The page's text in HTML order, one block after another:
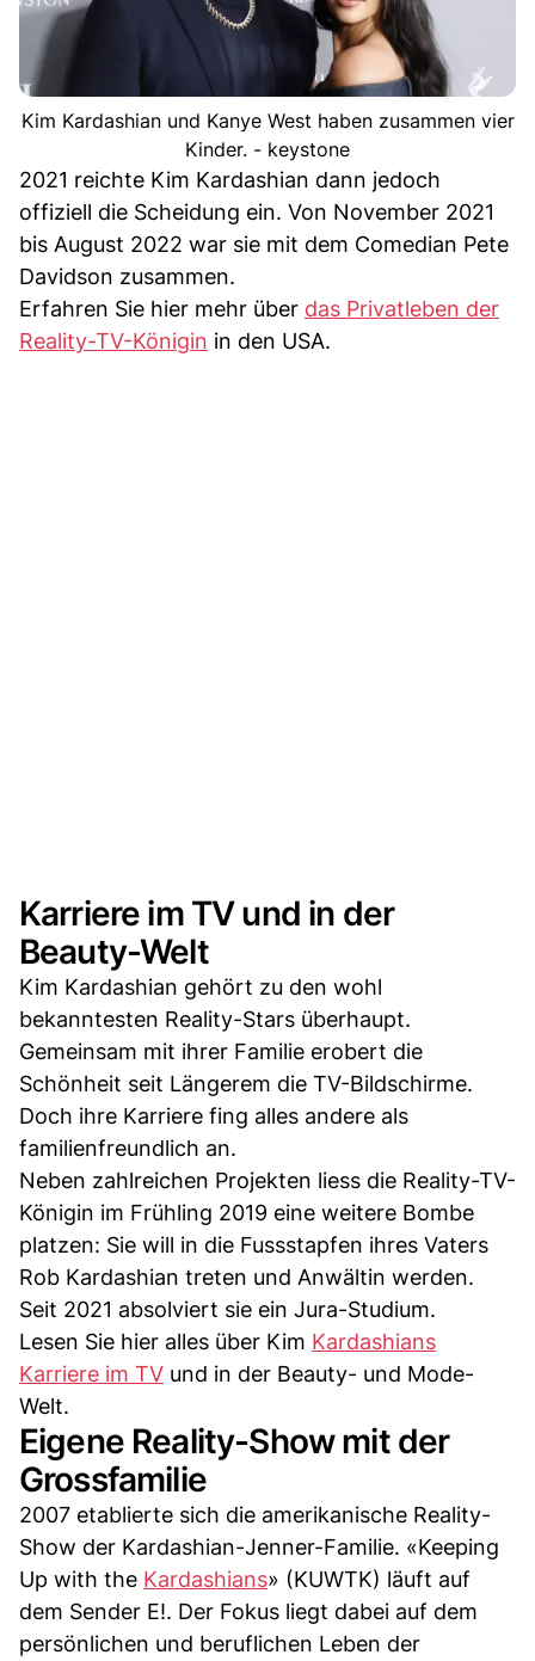
Kim Kardashian und Kanye West haben zusammen vier
Kinder. - keystone
2021 reichte Kim Kardashian dann jedoch
offiziell die Scheidung ein. Von November 2021
bis August 2022 war sie mit dem Comedian Pete
Davidson zusammen.
Erfahren Sie hier mehr über das Privatleben der
Reality-TV-Königin in den USA.
Karriere im TV und in der
Beauty-Welt
Kim Kardashian gehört zu den wohl
bekanntesten Reality-Stars überhaupt.
Gemeinsam mit ihrer Familie erobert die
Schönheit seit Längerem die TV-Bildschirme.
Doch ihre Karriere fing alles andere als
familienfreundlich an.
Neben zahlreichen Projekten liess die Reality-TV-
Königin im Frühling 2019 eine weitere Bombe
platzen: Sie will in die Fussstapfen ihres Vaters
Rob Kardashian treten und Anwältin werden.
Seit 2021 absolviert sie ein Jura-Studium.
Lesen Sie hier alles über Kim Kardashians
Karriere im TV und in der Beauty- und Mode-
Welt.
Eigene Reality-Show mit der
Grossfamilie
2007 etablierte sich die amerikanische Reality-
Show der Kardashian-Jenner-Familie. «Keeping
Up with the Kardashians» (KUWTK) läuft auf
dem Sender E!. Der Fokus liegt dabei auf dem
persönlichen und beruflichen Leben der